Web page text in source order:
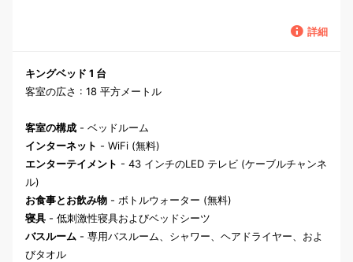
詳細
キングベッド 1 台
客室の広さ : 18 平方メートル
客室の構成 - ベッドルーム
インターネット - WiFi (無料)
エンターテイメント - 43 インチのLED テレビ (ケーブルチャンネ
ル)
お食事とお飲み物 - ボトルウォーター (無料)
寝具 - 低刺激性寝具およびベッドシーツ
バスルーム - 専用バスルーム、シャワー、ヘアドライヤー、およ
びタオル